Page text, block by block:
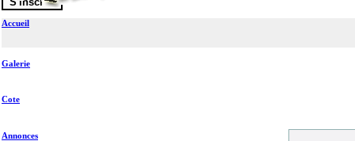
Accueil
Galerie
Cote
Annonces